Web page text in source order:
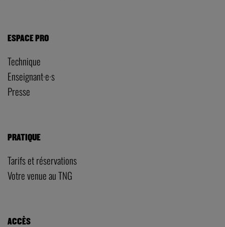
ESPACE PRO
Technique
Enseignant·e·s
Presse
PRATIQUE
Tarifs et réservations
Votre venue au TNG
ACCÈS